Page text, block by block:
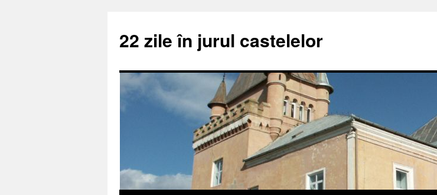
22 zile în jurul castelelor